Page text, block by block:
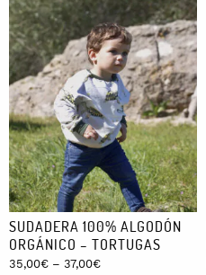
SUDADERA 100% ALGODÓN
ORGÁNICO – TORTUGAS
35,00€ – 37,00€Price